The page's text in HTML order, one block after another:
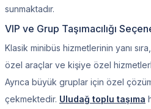
sunmaktadır.
VIP ve Grup Taşımacılığı
Klasik minibüs hizmetlerinin yanı sıra,
özel araçlar ve kişiye özel
Ayrıca büyük gruplar için özel
çekmektedir. Uludağ toplu taşıma